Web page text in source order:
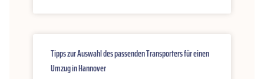
Tipps zur Auswahl des passenden Transporters für einen
Umzug in Hannover